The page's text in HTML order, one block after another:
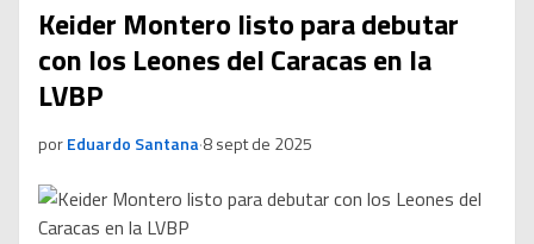
Keider Montero listo para debutar
con los Leones del Caracas en la
LVBP
porEduardo Santana·8 sept de 2025